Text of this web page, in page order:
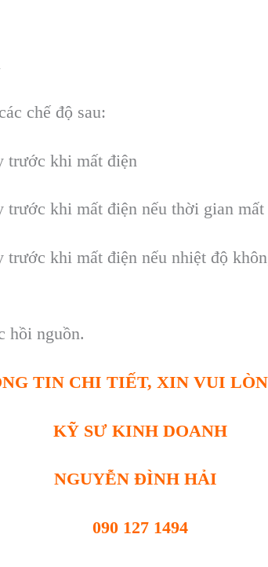
ác chế độ sau:
trước khi mất điện
khi mất điện nếu thời gian
trước khi mất điện nếu nhiệt độ kh
hồi nguồn.
TIN CHI TIẾT, XIN VUI
KỸ SƯ KINH DOANH
NGUYỄN ĐÌNH HẢI
090 127 1494